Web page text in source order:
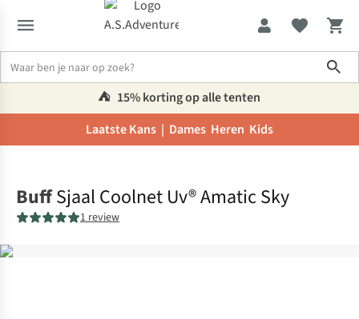
⛺️ 15% korting op alle tenten
Laatste Kans | Dames Heren Kids
BuffSjaal Coolnet Uv® Amatic Sky
1 review